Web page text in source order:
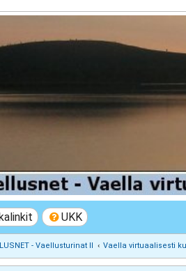
-
vaeltamisesta ja Lapista
UKK
- Vaellusturinat II Vaella virtuaalisesti